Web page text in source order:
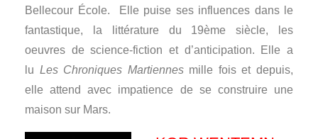
Bellecour École. Elle puise ses influences dans le
fantastique, la littérature du 19ème siècle, les
oeuvres de science-fiction et d’anticipation. Elle a
lu Les Chroniques Martiennesmille fois et depuis,
elle attend avec impatience de se construire une
maison sur Mars.